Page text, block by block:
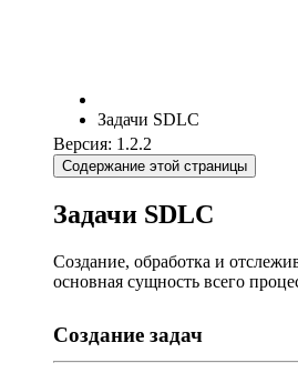
Задачи SDLC
Версия: 1.2.2
Содержание этой страницы
Задачи SDLC
Создание, обработка и
основная сущность всего
Создание задач